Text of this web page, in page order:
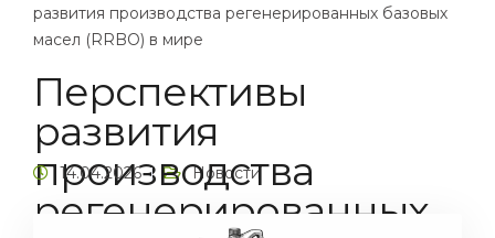
развития производства регенерированных базовых
масел (RRBO) в мире
Перспективы
развития
производства
регенерированных
14.04.2026 Новости